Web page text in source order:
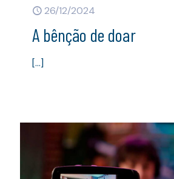
26/12/2024
A bênção de doar
[…]